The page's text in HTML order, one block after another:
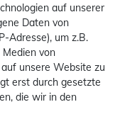
auf unserer
Daten von
Adresse), um z.B.
von
unsere Website zu
erst durch gesetzte
die wir in den